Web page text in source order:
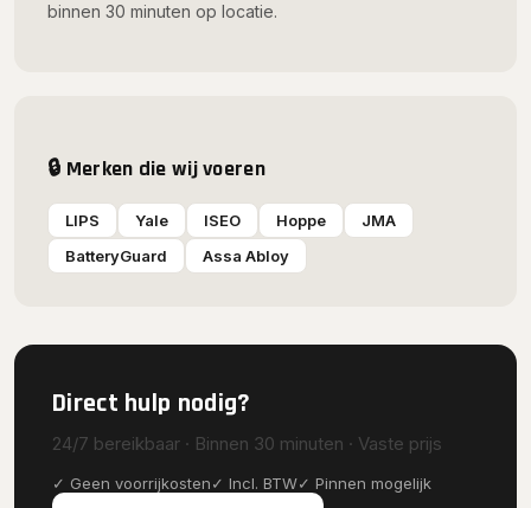
binnen 30 minuten op locatie.
🔒 Merken die wij voeren
LIPS Yale ISEO Hoppe
JMA
BatteryGuard
Assa Abloy
Direct hulp nodig?
24/7 bereikbaar · Binnen 30 minuten · Vaste prijs
✓ Geen voorrijkosten✓ Incl. BTW✓ Pinnen mogelijk